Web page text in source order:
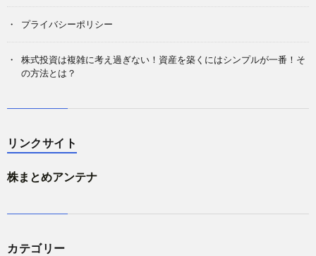
プライバシーポリシー
株式投資は複雑に考え過ぎない！資産を築くにはシンプルが一番！そ
の方法とは？
リンクサイト
株まとめアンテナ
カテゴリー